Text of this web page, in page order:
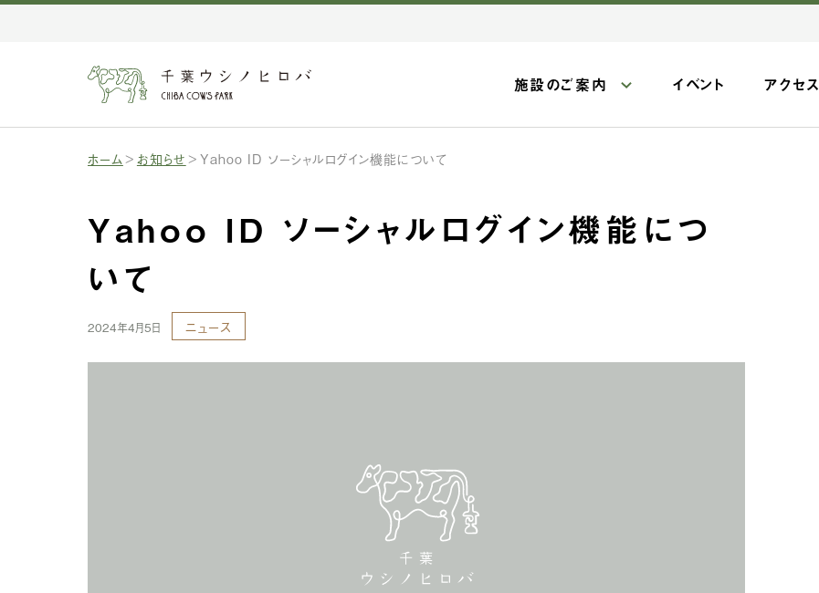
施設のご案内 イベント アクセス
ホーム お知らせ Yahoo ID ソーシャルログイン機能について
Yahoo ID ソーシャルログイン機能につ
いて
2024年4月5日 ニュース